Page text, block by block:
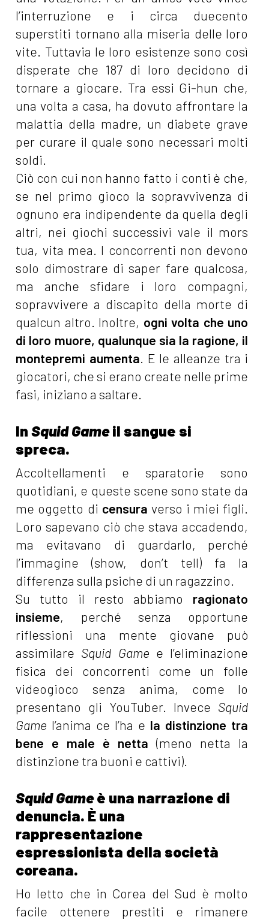
l’interruzione e i circa duecento
superstiti tornano alla miseria delle loro
vite. Tuttavia le loro esistenze sono così
disperate che 187 di loro decidono di
tornare a giocare. Tra essi Gi-hun che,
una volta a casa, ha dovuto affrontare la
malattia della madre, un diabete grave
per curare il quale sono necessari molti
soldi.
Ciò con cui non hanno fatto i conti è che,
se nel primo gioco la sopravvivenza di
ognuno era indipendente da quella degli
altri, nei giochi successivi vale il mors
tua, vita mea. I concorrenti non devono
solo dimostrare di saper fare qualcosa,
ma anche sfidare i loro compagni,
sopravvivere a discapito della morte di
qualcun altro. Inoltre, ogni volta che uno
di loro muore, qualunque sia la ragione, il
montepremi aumenta. E le alleanze tra i
giocatori, che si erano create nelle prime
fasi, iniziano a saltare.
InSquid Gameil sangue si
spreca.
Accoltellamenti e sparatorie sono
quotidiani, e queste scene sono state da
me oggetto di censura verso i miei figli.
Loro sapevano ciò che stava accadendo,
ma evitavano di guardarlo, perché
l’immagine (show, don’t tell) fa la
differenza sulla psiche di un ragazzino.
Su tutto il resto abbiamo ragionato
insieme, perché senza opportune
riflessioni una mente giovane può
assimilare Squid Game e l’eliminazione
fisica dei concorrenti come un folle
videogioco senza anima, come lo
presentano gli YouTuber. Invece Squid
Game l’anima ce l’ha e la distinzione tra
bene e male è netta (meno netta la
distinzione tra buoni e cattivi).
Squid Gameè una narrazione di
denuncia. È una
rappresentazione
espressionista della società
coreana.
Ho letto che in Corea del Sud è molto
facile ottenere prestiti e rimanere